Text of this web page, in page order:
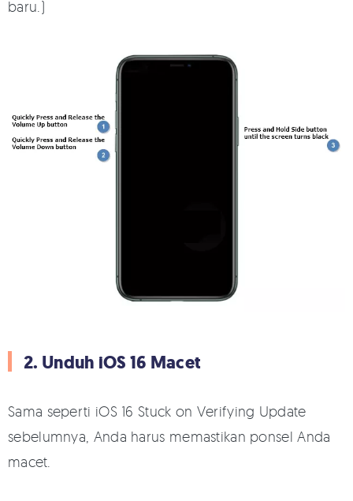
baru.)
2. Unduh iOS 16 Macet
Sama seperti iOS 16 Stuck on Verifying Update
sebelumnya, Anda harus memastikan ponsel Anda
macet.